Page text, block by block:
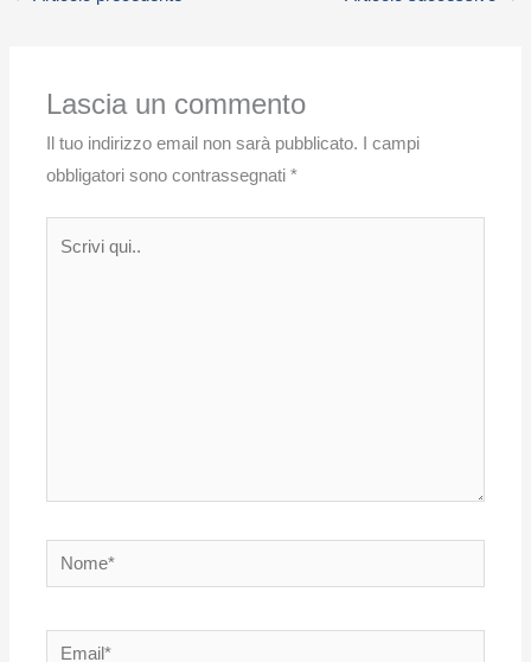
Lascia un commento
Il tuo indirizzo email non sarà pubblicato. I campi
obbligatori sono contrassegnati*
Nome*
Email*